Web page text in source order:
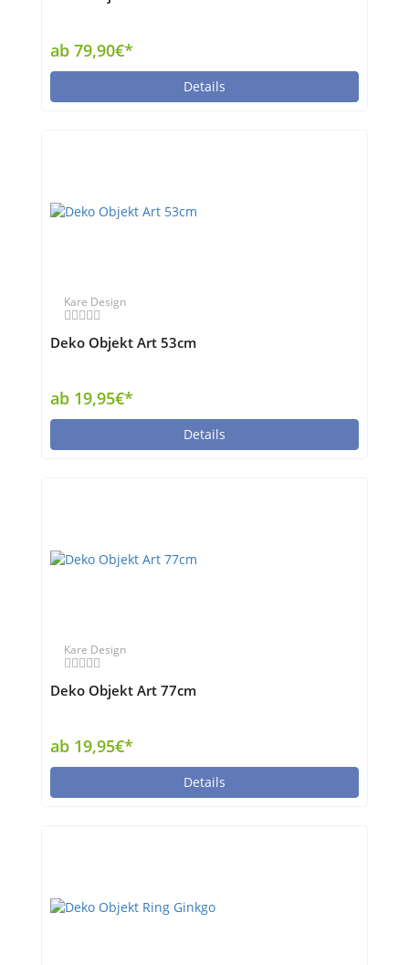
ab 79,90€*
Details
Kare Design
Deko Objekt Art 53cm
ab 19,95€*
Details
Kare Design
Deko Objekt Art 77cm
ab 19,95€*
Details